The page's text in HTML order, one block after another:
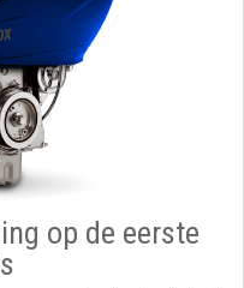
op de eerste